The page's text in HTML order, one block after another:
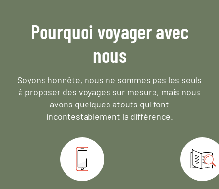
Pourquoi voyager avec
nous
Soyons honnête, nous ne sommes pas les seuls
à proposer des voyages sur mesure, mais nous
avons quelques atouts qui font
incontestablement la différence.